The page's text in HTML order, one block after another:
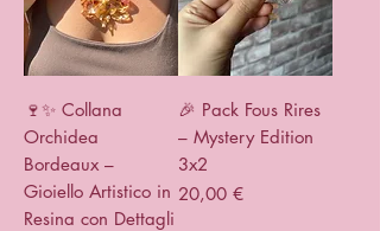
🍷✨ Collana
Orchidea
Bordeaux –
Gioiello Artistico in
Resina con Dettagli
🎉 Pack Fous Rires
– Mystery Edition
3x2
Prix
20,00 €